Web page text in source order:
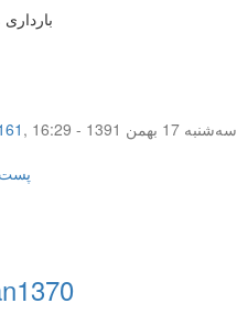
,
سه‌شنبه 17 بهمن 1391 - 16:29
پست